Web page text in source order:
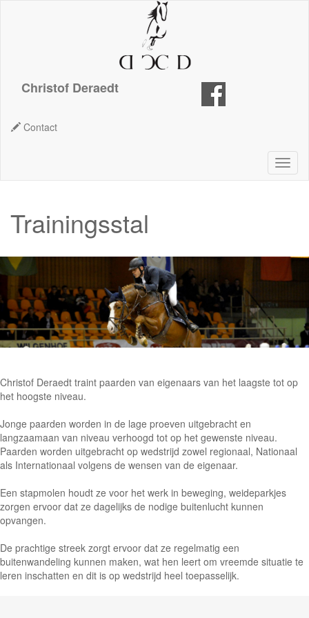
Christof Deraedt
Contact
Trainingsstal
Christof Deraedt traint paarden van eigenaars van het laagste tot op
het hoogste niveau.
Jonge paarden worden in de lage proeven uitgebracht en
langzaamaan van niveau verhoogd tot op het gewenste niveau.
Paarden worden uitgebracht op wedstrijd zowel regionaal, Nationaal
als Internationaal volgens de wensen van de eigenaar.
Een stapmolen houdt ze voor het werk in beweging, weideparkjes
zorgen ervoor dat ze dagelijks de nodige buitenlucht kunnen
opvangen.
De prachtige streek zorgt ervoor dat ze regelmatig een
buitenwandeling kunnen maken, wat hen leert om vreemde situatie te
leren inschatten en dit is op wedstrijd heel toepasselijk.